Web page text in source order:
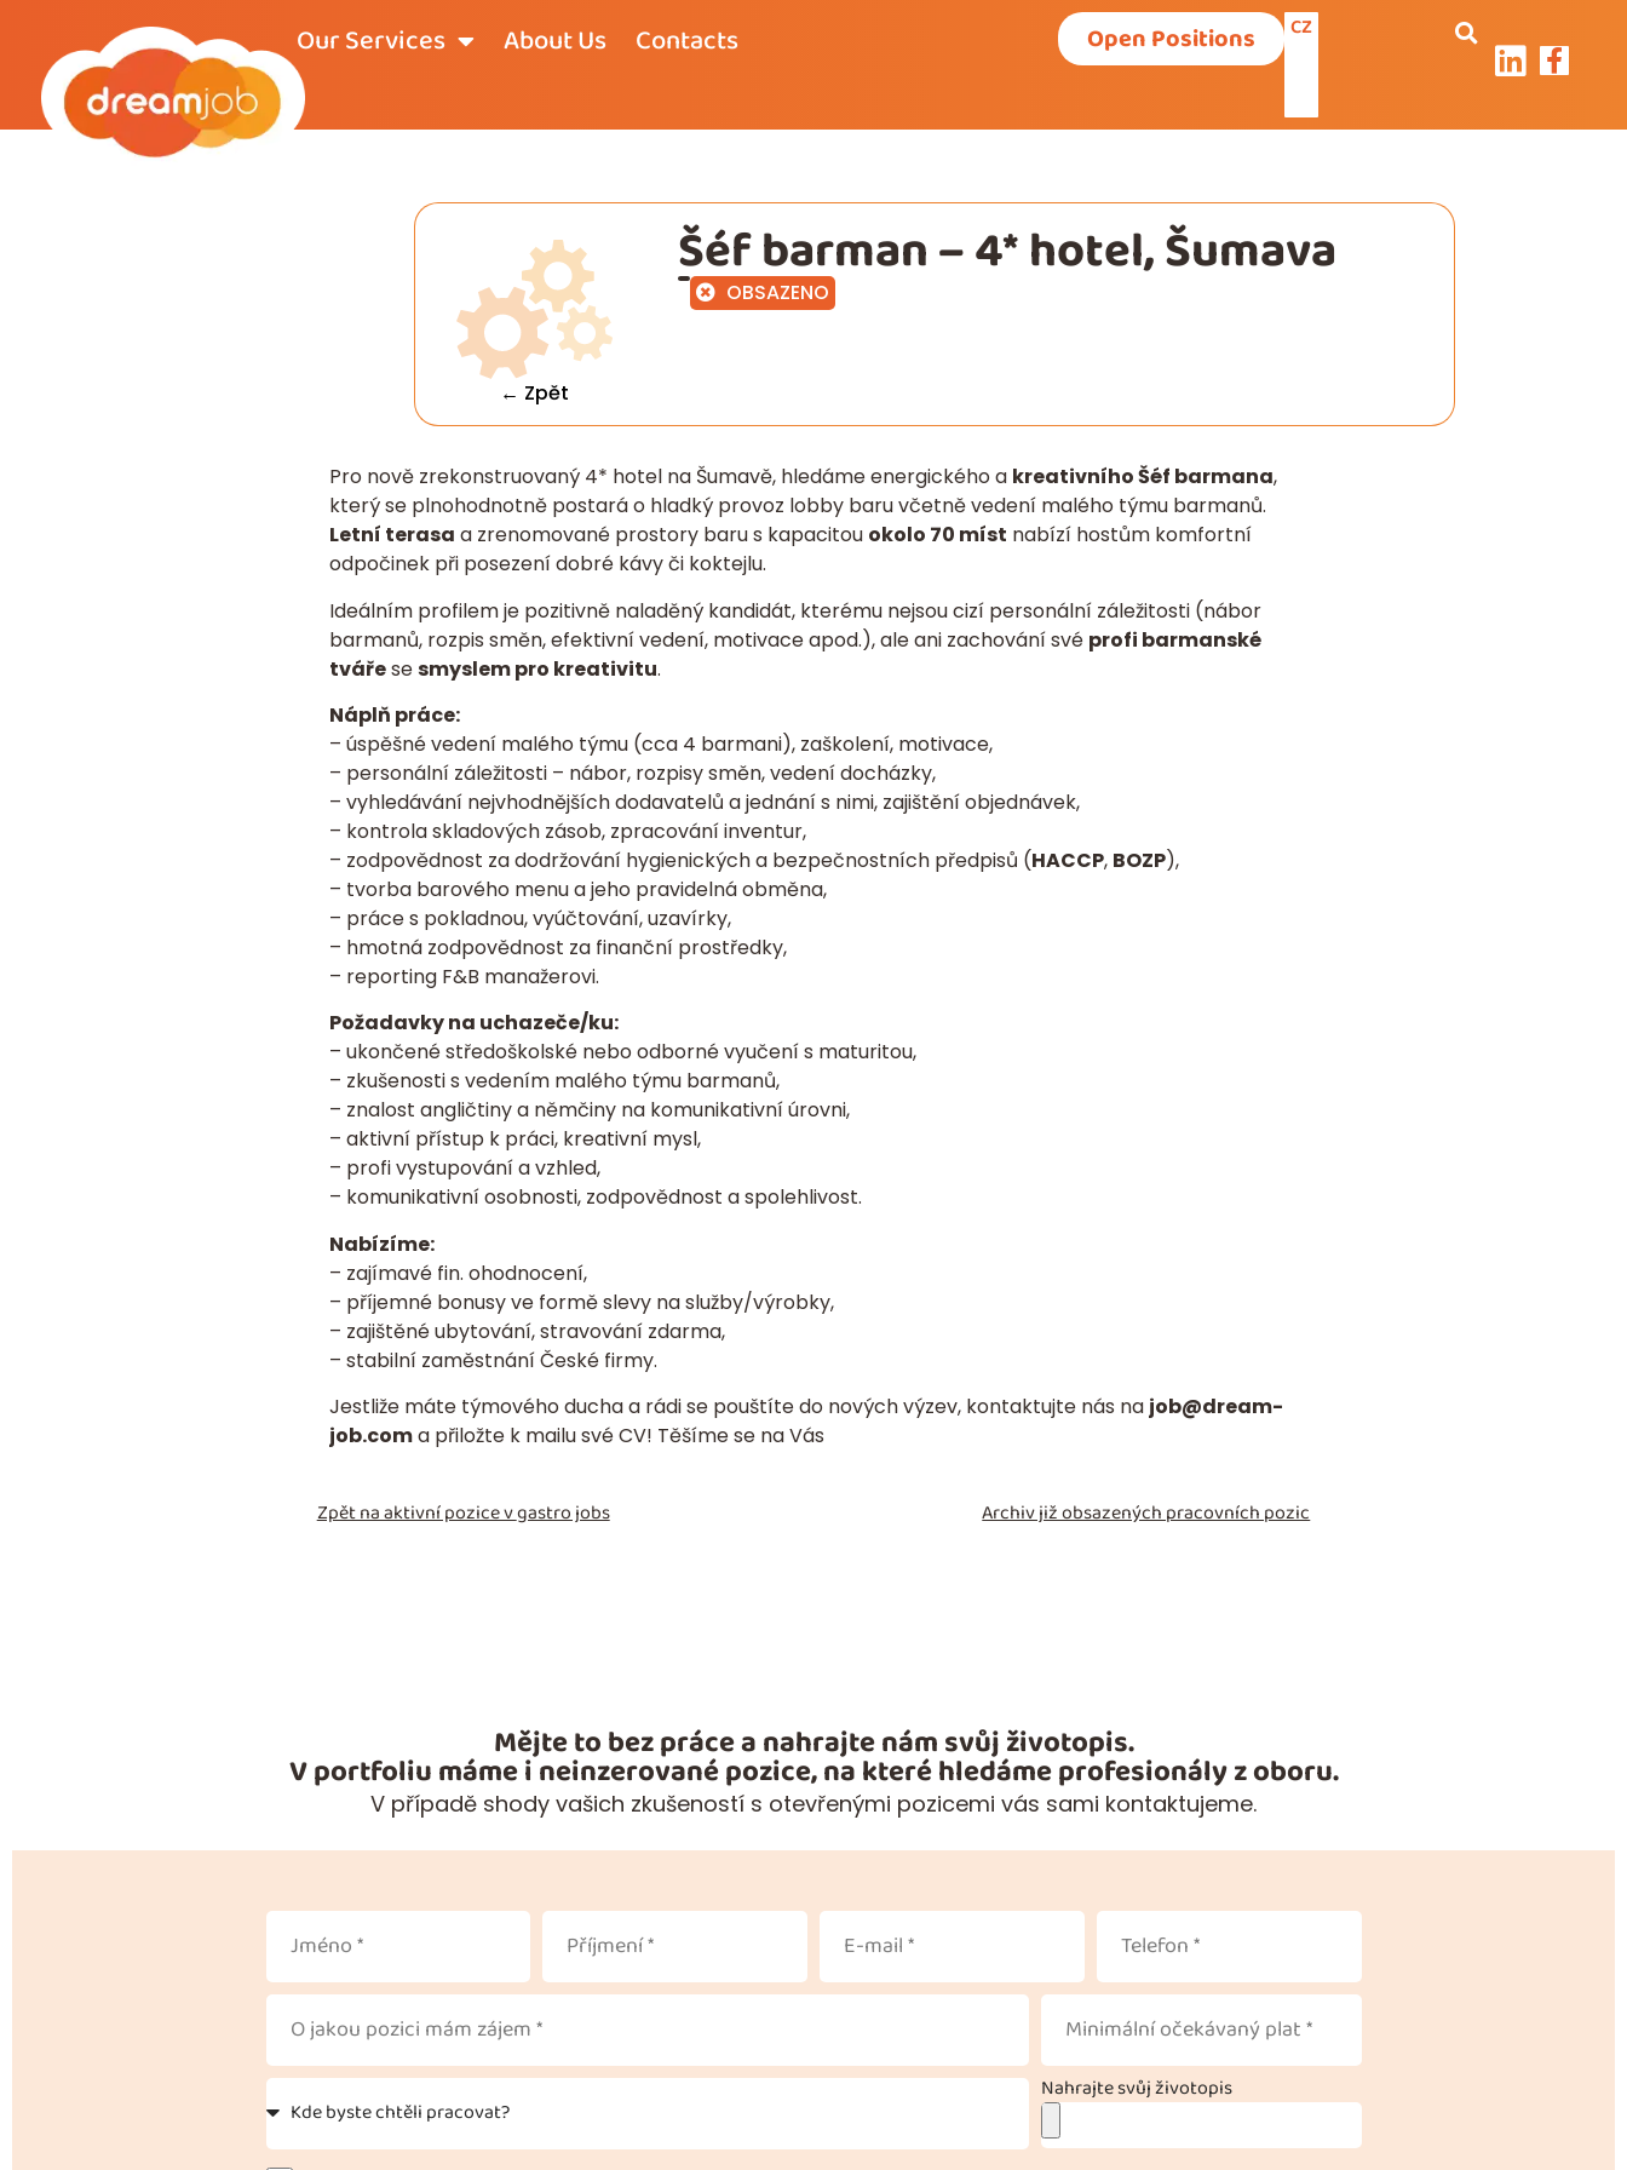
Our Services About Us Contacts Open Positions CZ
← Zpět
Šéf barman – 4* hotel, Šumava
OBSAZENO
Pro nově zrekonstruovaný 4* hotel na Šumavě, hledáme energického a kreativního Šéf barmana,
který se plnohodnotně postará o hladký provoz lobby baru včetně vedení malého týmu barmanů.
Letní terasa a zrenomované prostory baru s kapacitou okolo 70 míst nabízí hostům komfortní
odpočinek při posezení dobré kávy či koktejlu.
Ideálním profilem je pozitivně naladěný kandidát, kterému nejsou cizí personální záležitosti (nábor
barmanů, rozpis směn, efektivní vedení, motivace apod.), ale ani zachování své profi barmanské
tvářesesmyslem pro kreativitu.
Náplň práce:
– úspěšné vedení malého týmu (cca 4 barmani), zaškolení, motivace,
– personální záležitosti – nábor, rozpisy směn, vedení docházky,
– vyhledávání nejvhodnějších dodavatelů a jednání s nimi, zajištění objednávek,
– kontrola skladových zásob, zpracování inventur,
– zodpovědnost za dodržování hygienických a bezpečnostních předpisů (HACCP, BOZP),
– tvorba barového menu a jeho pravidelná obměna,
– práce s pokladnou, vyúčtování, uzavírky,
– hmotná zodpovědnost za finanční prostředky,
– reporting F&B manažerovi.
Požadavky na uchazeče/ku:
– ukončené středoškolské nebo odborné vyučení s maturitou,
– zkušenosti s vedením malého týmu barmanů,
– znalost angličtiny a němčiny na komunikativní úrovni,
– aktivní přístup k práci, kreativní mysl,
– profi vystupování a vzhled,
– komunikativní osobnosti, zodpovědnost a spolehlivost.
Nabízíme:
– zajímavé fin. ohodnocení,
– příjemné bonusy ve formě slevy na služby/výrobky,
– zajištěné ubytování, stravování zdarma,
– stabilní zaměstnání České firmy.
Jestliže máte týmového ducha a rádi se pouštíte do nových výzev, kontaktujte nás na job@dream-
job.coma přiložte k mailu své CV! Těšíme se na Vás
Zpět na aktivní pozice vgastro jobs Archiv již obsazených pracovních pozic
Mějte to bez práce a nahrajte nám svůj životopis.
V portfoliu máme i neinzerované pozice, na které hledáme profesionály z oboru.
V případě shody vašich zkušeností s otevřenými pozicemi vás sami kontaktujeme.
Nahrajte svůj životopis